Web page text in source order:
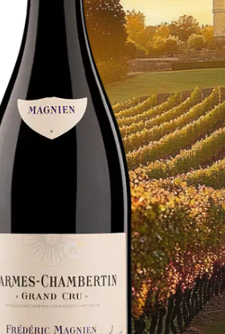
fine della galleria di immaginiVai all'inizio